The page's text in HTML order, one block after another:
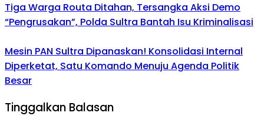
Tiga Warga Routa Ditahan, Tersangka Aksi Demo
“Pengrusakan”, Polda Sultra Bantah Isu Kriminalisasi
Mesin PAN Sultra Dipanaskan! Konsolidasi Internal
Diperketat, Satu Komando Menuju Agenda Politik
Besar
Tinggalkan Balasan